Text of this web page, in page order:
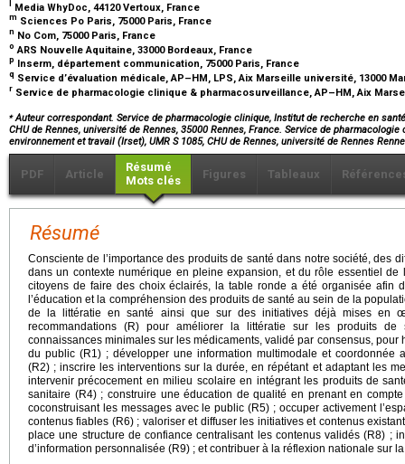
Media WhyDoc, 44120 Vertoux, France
m Sciences Po Paris, 75000 Paris, France
n No Com, 75000 Paris, France
o ARS Nouvelle Aquitaine, 33000 Bordeaux, France
p Inserm, département communication, 75000 Paris, France
q Service d’évaluation médicale, AP–HM, LPS, Aix Marseille université, 13000
r Service de pharmacologie clinique & pharmacosurveillance, AP–HM, Aix
⁎Auteur correspondant. Service de pharmacologie clinique, Institut de recherche en
CHU de Rennes, université de Rennes, 35000 Rennes, France. Service de
environnement et travail (Irset), UMR S 1085, CHU de Rennes, université de Rennes
PDF Article
Résumé
Mots clés
Figures Tableaux
Résumé
Consciente de l’importance des produits de santé dans notre société, des
dans un contexte numérique en pleine expansion, et du rôle essentiel
citoyens de faire des choix éclairés, la table ronde a été organisée afin
l’éducation et la compréhension des produits de santé au sein de la
de la littératie en santé ainsi que sur des initiatives déjà mises en
recommandations (R) pour améliorer la littératie sur les produits
connaissances minimales sur les médicaments, validé par consensus,
du public (R1) ; développer une information multimodale et coordonnée
(R2) ; inscrire les interventions sur la durée, en répétant et adaptant les
intervenir précocement en milieu scolaire en intégrant les produits de
sanitaire (R4) ; construire une éducation de qualité en prenant en
coconstruisant les messages avec le public (R5) ; occuper activement
contenus fiables (R6) ; valoriser et diffuser les initiatives et contenus
place une structure de confiance centralisant les contenus validés (R8) ;
d’information personnalisée (R9) ; et contribuer à la réflexion nationale sur